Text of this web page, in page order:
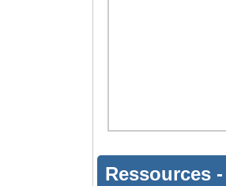
Ressources -